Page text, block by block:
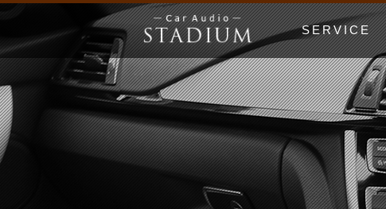
SERVICE
ドア制振〜極み〜
エンクロージャー
Price List（工賃
MUSIC WORLD
漫画でわかる！よ
初心者の日
ホームオーディオ